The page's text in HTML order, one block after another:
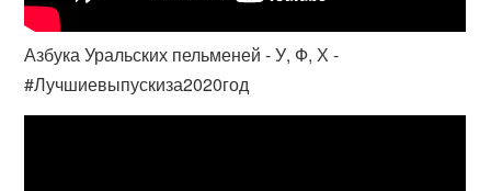
Азбука Уральских пельменей - У, Ф, Х -
#Лучшиевыпускиза2020год